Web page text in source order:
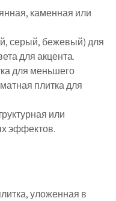
каменная или
серый, бежевый) для
для акцента.
для меньшего
плитка для
или
эффектов.
уложенная в